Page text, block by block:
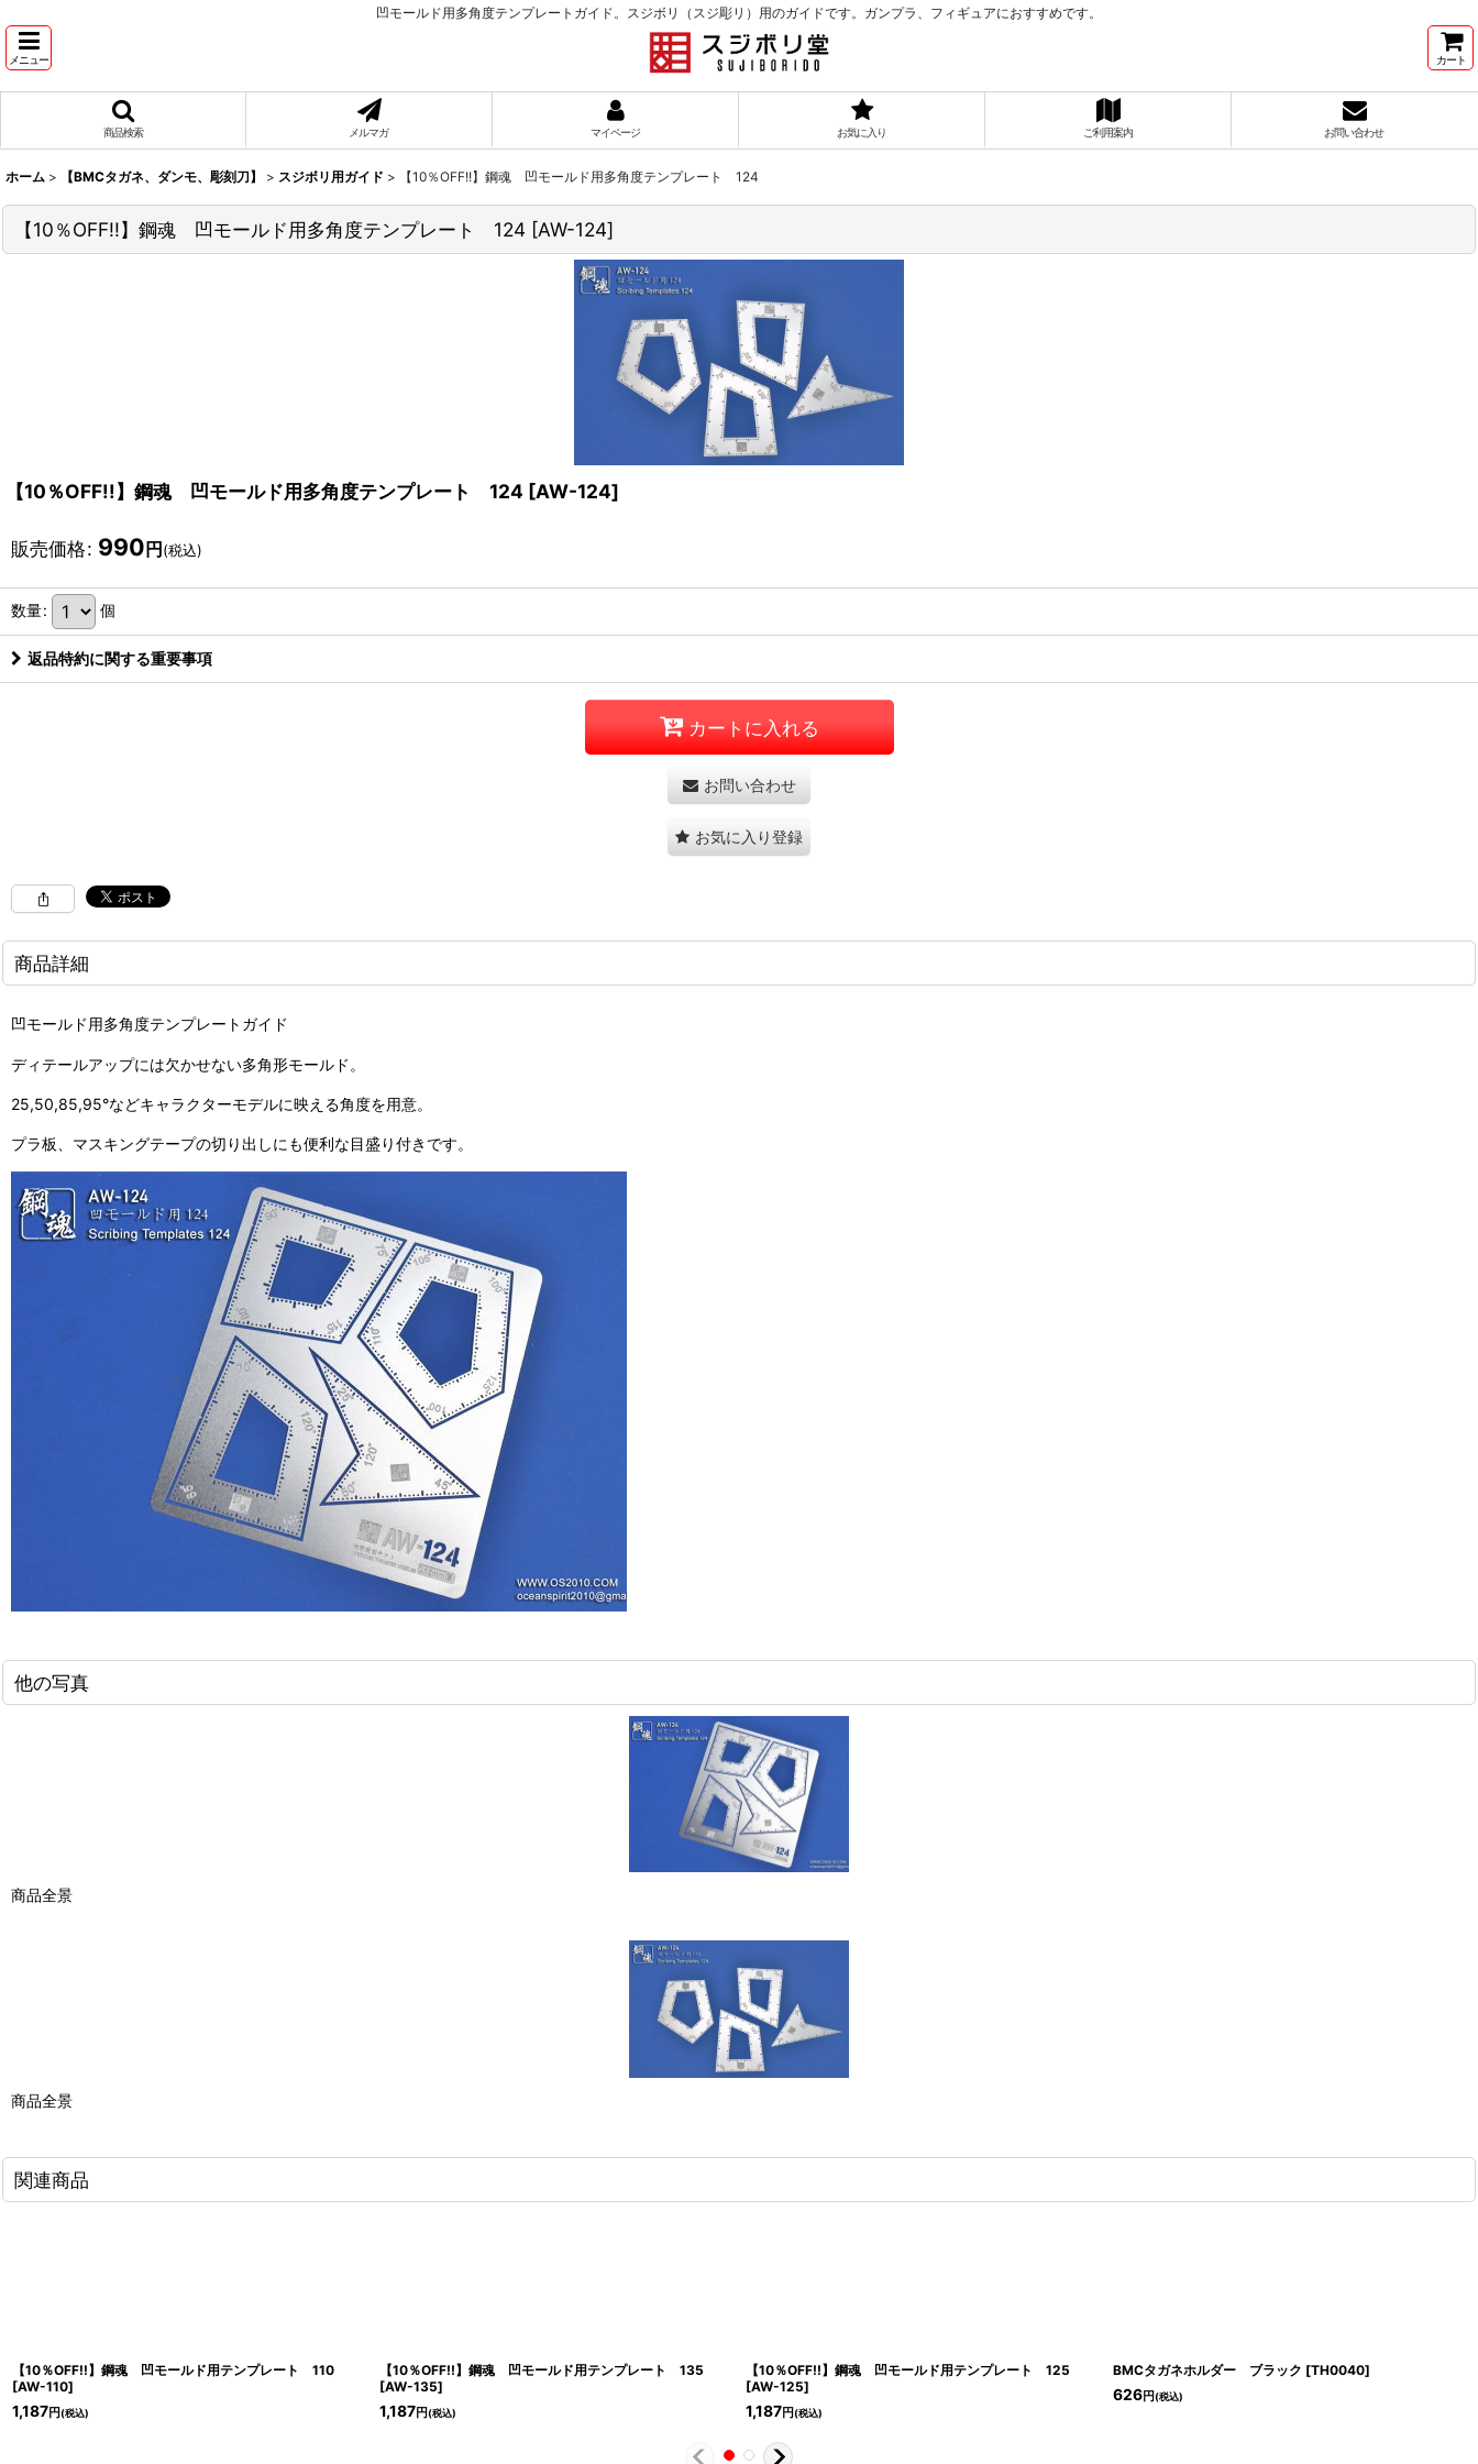
凹モールド用多角度テンプレートガイド。スジボリ（スジ彫リ）用のガイドです。ガンプラ、フィギュアにおすすめです。
メニュー カート
商品検索 メルマガ マイページ お気に入り ご利用案内 お問い合わせ
ホーム > 【BMCタガネ、ダンモ、彫刻刀】 > スジボリ用ガイド > 【10％OFF!!】鋼魂 凹モールド用多角度テンプレート 124
【10％OFF!!】鋼魂 凹モールド用多角度テンプレート 124 [AW-124]
【10％OFF!!】鋼魂 凹モールド用多角度テンプレート 124 [AW-124]
販売価格: 990 円 (税込)
数量: 個
返品特約に関する重要事項
カートに入れる
お問い合わせ
お気に入り登録
商品詳細
凹モールド用多角度テンプレートガイド
ディテールアップには欠かせない多角形モールド。
25,50,85,95°などキャラクターモデルに映える角度を用意。
プラ板、マスキングテープの切り出しにも便利な目盛り付きです。
他の写真
商品全景
商品全景
関連商品
【10％OFF!!】鋼魂 凹モールド用テンプレート 110
[AW-110]
1,187円(税込)
【10％OFF!!】鋼魂 凹モールド用テンプレート 135
[AW-135]
1,187円(税込)
【10％OFF!!】鋼魂 凹モールド用テンプレート 125
[AW-125]
1,187円(税込)
BMCタガネホルダー ブラック [TH0040]
626円(税込)